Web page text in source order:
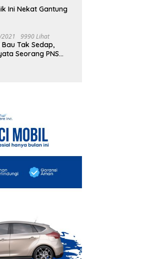
Ini Nekat Gantung
9990 Lihat
Bau Tak Sedap,
Seorang PNS